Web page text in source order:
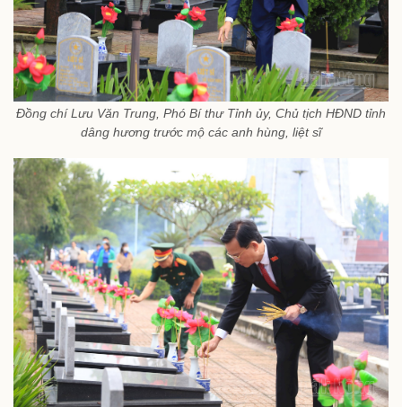
Đồng chí Lưu Văn Trung, Phó Bí thư Tỉnh ủy, Chủ tịch HĐND tỉnh
dâng hương trước mộ các anh hùng, liệt sĩ